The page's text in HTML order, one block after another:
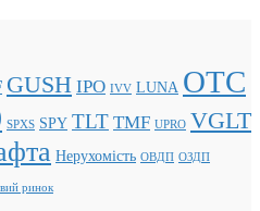
GUSH IPO IVV LUNA OTC
SPXS SPY TLT TMF UPRO VGLT
Нерухомість ОВДП ОЗДП
ринок